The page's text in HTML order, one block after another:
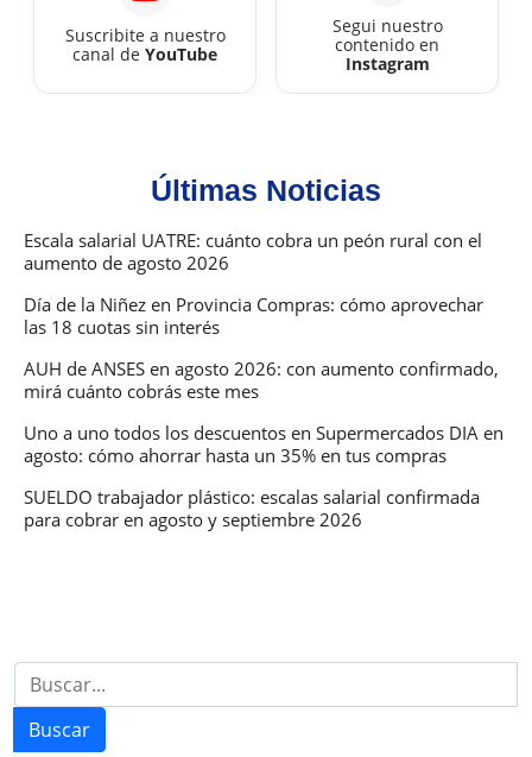
Suscribite a nuestro
canal de YouTube
Segui nuestro
contenido en
Instagram
Últimas Noticias
Escala salarial UATRE: cuánto cobra un peón rural con el
aumento de agosto 2026
Día de la Niñez en Provincia Compras: cómo aprovechar
las 18 cuotas sin interés
AUH de ANSES en agosto 2026: con aumento confirmado,
mirá cuánto cobrás este mes
Uno a uno todos los descuentos en Supermercados DIA en
agosto: cómo ahorrar hasta un 35% en tus compras
SUELDO trabajador plástico: escalas salarial confirmada
para cobrar en agosto y septiembre 2026
Buscar